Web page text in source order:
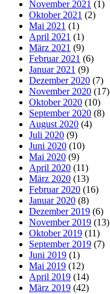
November 2021 (1)
Oktober 2021 (2)
Mai 2021 (1)
April 2021 (1)
März 2021 (9)
Februar 2021 (6)
Januar 2021 (9)
Dezember 2020 (7)
November 2020 (17)
Oktober 2020 (10)
September 2020 (8)
August 2020 (4)
Juli 2020 (9)
Juni 2020 (10)
Mai 2020 (9)
April 2020 (11)
März 2020 (13)
Februar 2020 (16)
Januar 2020 (8)
Dezember 2019 (6)
November 2019 (13)
Oktober 2019 (11)
September 2019 (7)
Juni 2019 (1)
Mai 2019 (12)
April 2019 (14)
März 2019 (42)